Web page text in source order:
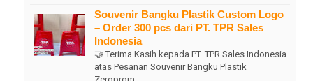
Souvenir Bangku Plastik Custom Logo
– Order 300 pcs dari PT. TPR Sales
Indonesia
🤝 Terima Kasih kepada PT. TPR Sales Indonesia
atas Pesanan Souvenir Bangku Plastik